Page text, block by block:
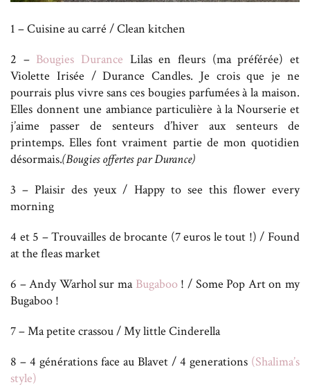
1 – Cuisine au carré / Clean kitchen
2 – Bougies Durance Lilas en fleurs (ma préférée) et
Violette Irisée / Durance Candles. Je crois que je ne
pourrais plus vivre sans ces bougies parfumées à la maison.
Elles donnent une ambiance particulière à la Nourserie et
j’aime passer de senteurs d’hiver aux senteurs de
printemps. Elles font vraiment partie de mon quotidien
désormais.(Bougies offertes par Durance)
3 – Plaisir des yeux / Happy to see this flower every
morning
4 et 5 – Trouvailles de brocante (7 euros le tout !) / Found
at the fleas market
6 – Andy Warhol sur ma Bugaboo ! / Some Pop Art on my
Bugaboo !
7 – Ma petite crassou / My little Cinderella
8 – 4 générations face au Blavet / 4 generations (Shalima’s
style)